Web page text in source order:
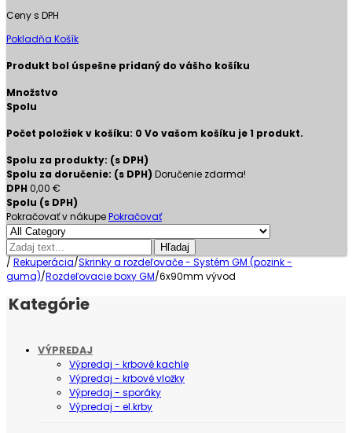
Ceny s DPH
Pokladňa Košík
Produkt bol úspešne pridaný do vášho košíku
Množstvo
Spolu
Počet položiek v košíku: 0 Vo vašom košíku je 1 produkt.
Spolu za produkty: (s DPH)
Spolu za doručenie: (s DPH) Doručenie zdarma!
DPH 0,00 €
Spolu (s DPH)
Pokračovať v nákupePokračovať
Hľadaj
/ Rekuperácia/Skrinky a rozdeľovače - Systém GM (pozink -
guma)/Rozdeľovacie boxy GM/6x90mm vývod
Kategórie
VÝPREDAJ
Výpredaj - krbové kachle
Výpredaj - krbové vložky
Výpredaj - sporáky
Výpredaj - el.krby